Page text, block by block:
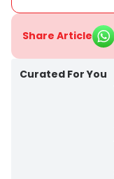
Share Article
Curated For You